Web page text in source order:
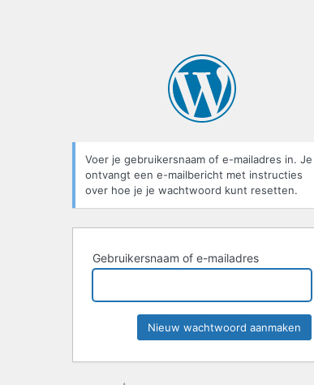
Voer je gebruikersnaam of e-mailadres in. Je
ontvangt een e-mailbericht met instructies
over hoe je je wachtwoord kunt resetten.
Gebruikersnaam of e-mailadres